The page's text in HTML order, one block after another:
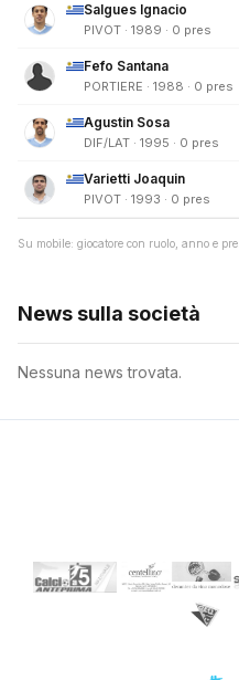
Salgues Ignacio
PIVOT · 1989 · 0 pres
Fefo Santana
PORTIERE · 1988 · 0 pres
Agustin Sosa
DIF/LAT · 1995 · 0 pres
Varietti Joaquin
PIVOT · 1993 · 0 pres
Su mobile: giocatore con ruolo, anno e
News sulla società
Nessuna news trovata.